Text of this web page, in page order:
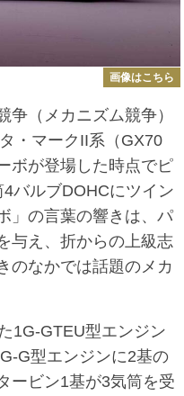
画像はこちら
（メカニズム競争）
・マークII系（GX70
ボが登場した時点でピ
バルブDOHCにツイン
」の言葉の響きは、パ
与え、折からの上級志
のなかでは話題のメカ
1G-GTEU型エンジン
G型エンジンに2基の
ービン1基が3気筒を受